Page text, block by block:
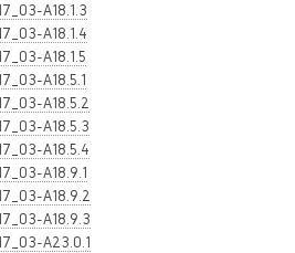
A18.1.3
A18.1.4
A18.1.5
A18.5.1
A18.5.2
A18.5.3
A18.5.4
A18.9.1
A18.9.2
A18.9.3
A23.0.1